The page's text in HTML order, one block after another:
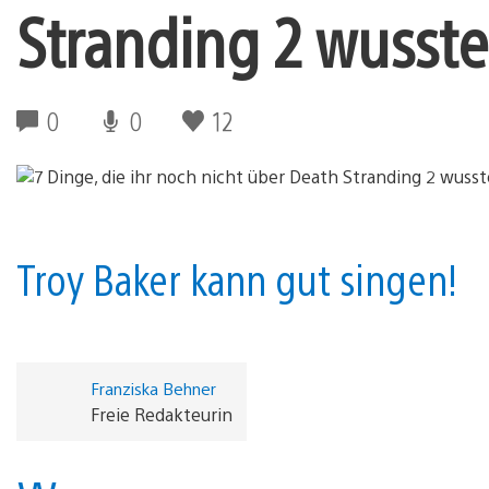
Stranding 2
0 0 12
Troy Baker kann gut singen!
Franziska Behner
Freie Redakteurin